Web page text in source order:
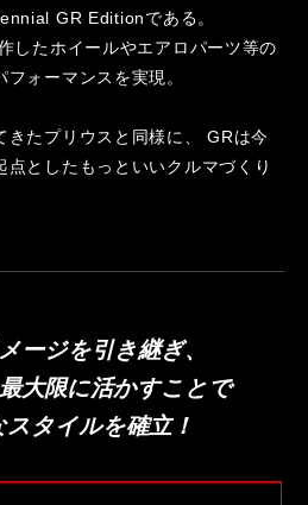
GR Editionである。
したホイールやエアロパーツ等の
ォーマンスを実現。
たプリウスと同様に、
GRは今
としたもっといいクルマづくり
ージを引き継ぎ、
大限に活かすことで
スタイルを確立！